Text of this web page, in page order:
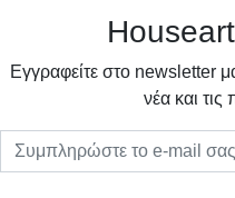
Eγγραφείτε στο newsletter
νέα και